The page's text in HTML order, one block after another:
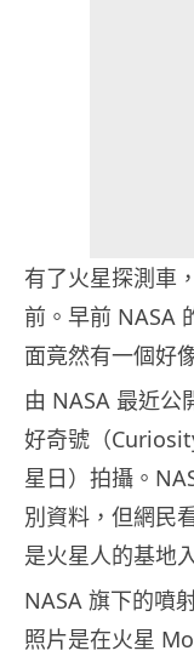
有了火星探測車
前。早前 NASA
面竟然有一個好
由 NASA 最近公
好奇號（
星日）拍攝。
別資料，但網民
是火星人的基地
NASA 旗下的噴
照片是在火星